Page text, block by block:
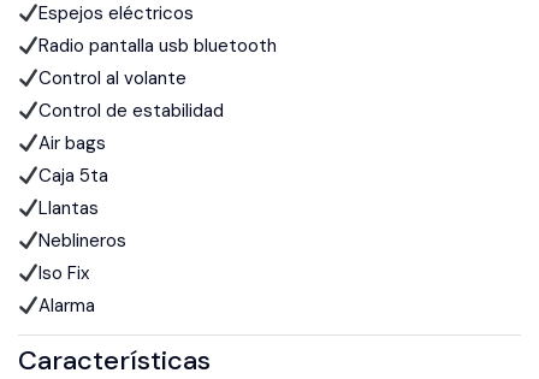
Espejos eléctricos
Radio pantalla usb bluetooth
Control al volante
Control de estabilidad
Air bags
Caja 5ta
Llantas
Neblineros
Iso Fix
Alarma
Características